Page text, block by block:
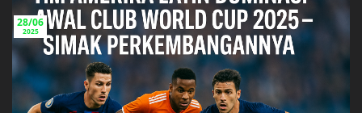
28/06
2025